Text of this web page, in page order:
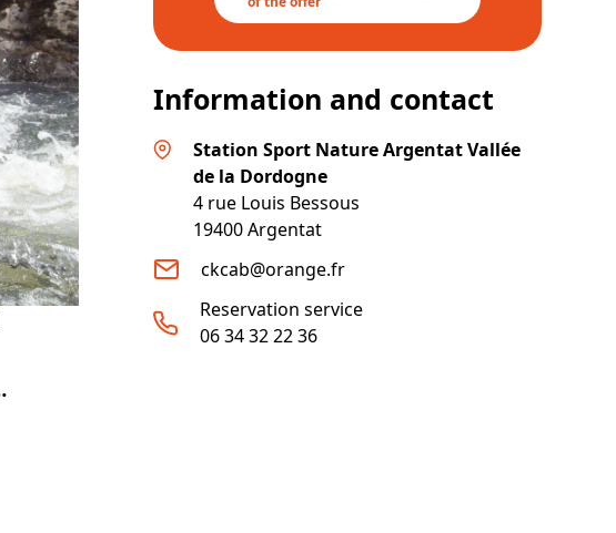
Information and contact
Station Sport Nature Argentat Vallée
de la Dordogne
4 rue Louis Bessous
19400 Argentat
ckcab@orange.fr
Reservation service
06 34 32 22 36